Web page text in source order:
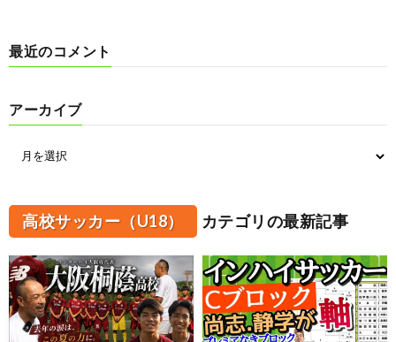
最近のコメント
アーカイブ
高校サッカー（U18） カテゴリの最新記事